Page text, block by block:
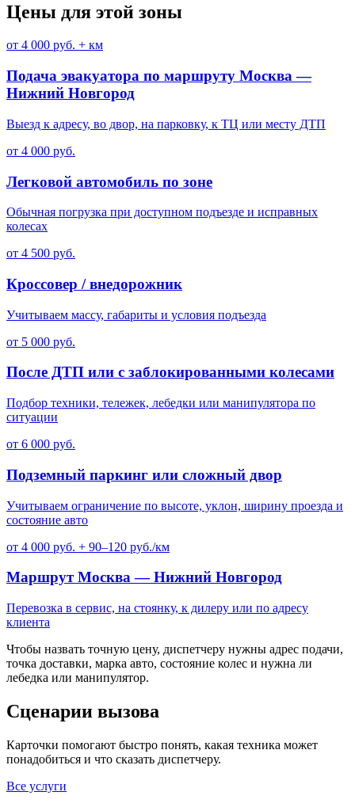
Цены для этой зоны
от 4 000 руб. + км
Подача эвакуатора по маршруту Москва —
Нижний Новгород
Выезд к адресу, во двор, на парковку, к ТЦ или месту ДТП
от 4 000 руб.
Легковой автомобиль по зоне
Обычная погрузка при доступном подъезде и исправных
колесах
от 4 500 руб.
Кроссовер / внедорожник
Учитываем массу, габариты и условия подъезда
от 5 000 руб.
После ДТП или с заблокированными колесами
Подбор техники, тележек, лебедки или манипулятора по
ситуации
от 6 000 руб.
Подземный паркинг или сложный двор
Учитываем ограничение по высоте, уклон, ширину проезда и
состояние авто
от 4 000 руб. + 90–120 руб./км
Маршрут Москва — Нижний Новгород
Перевозка в сервис, на стоянку, к дилеру или по адресу
клиента
Чтобы назвать точную цену, диспетчеру нужны адрес подачи,
точка доставки, марка авто, состояние колес и нужна ли
лебедка или манипулятор.
Сценарии вызова
Карточки помогают быстро понять, какая техника может
понадобиться и что сказать диспетчеру.
Все услуги